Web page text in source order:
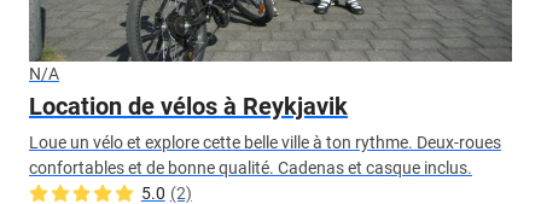
N/A
Location de vélos à Reykjavik
Loue un vélo et explore cette belle ville à ton rythme. Deux-roues
confortables et de bonne qualité. Cadenas et casque inclus.
5.0 (2)